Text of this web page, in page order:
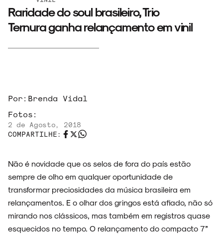
Raridade do soul brasileiro, Trio
Ternura ganha relançamento em vinil
Por: Brenda Vidal
Fotos:
2 de Agosto, 2018
COMPARTILHE:
Não é novidade que os selos de fora do país estão
sempre de olho em qualquer oportunidade de
transformar preciosidades da música brasileira em
relançamentos. E o olhar dos gringos está afiado, não só
mirando nos clássicos, mas também em registros quase
esquecidos no tempo. O relançamento do compacto 7”